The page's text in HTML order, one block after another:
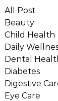
All Post
Beauty
Child Health
Daily
Dental
Diabetes
Digestive
Eye Care